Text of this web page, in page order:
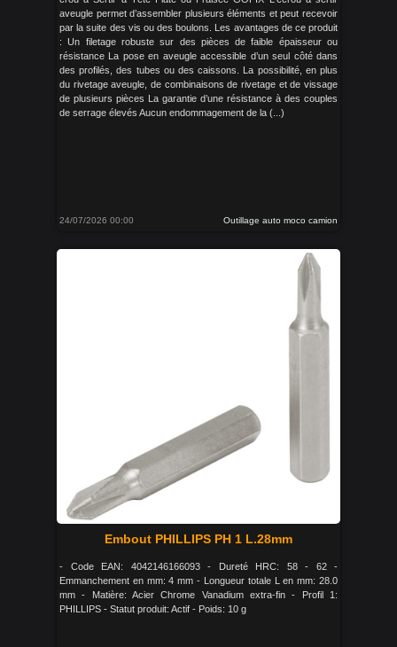
aveugle permet d’assembler plusieurs éléments et peut recevoir
par la suite des vis ou des boulons. Les avantages de ce produit
: Un filetage robuste sur des pièces de faible épaisseur ou
résistance La pose en aveugle accessible d’un seul côté dans
des profilés, des tubes ou des caissons. La possibilité, en plus
du rivetage aveugle, de combinaisons de rivetage et de vissage
de plusieurs pièces La garantie d’une résistance à des couples
de serrage élevés Aucun endommagement de la (...)
24/07/2026 00:00 Outillage auto moco camion
Embout PHILLIPS PH 1 L.28mm
- Code EAN: 4042146166093 - Dureté HRC: 58 - 62 -
Emmanchement en mm: 4 mm - Longueur totale L en mm: 28.0
mm - Matière: Acier Chrome Vanadium extra-fin - Profil 1:
PHILLIPS - Statut produit: Actif - Poids: 10 g